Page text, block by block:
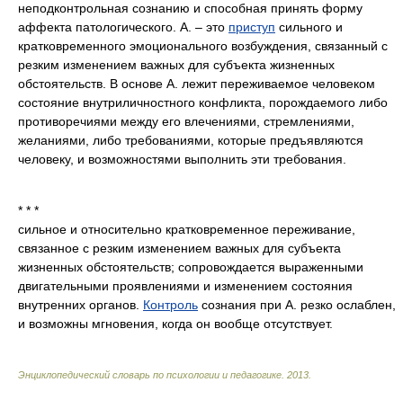
неподконтрольная сознанию и способная принять форму
аффекта патологического. А. – это приступ сильного и
кратковременного эмоционального возбуждения, связанный с
резким изменением важных для субъекта жизненных
обстоятельств. В основе А. лежит переживаемое человеком
состояние внутриличностного конфликта, порождаемого либо
противоречиями между его влечениями, стремлениями,
желаниями, либо требованиями, которые предъявляются
человеку, и возможностями выполнить эти требования.
* * *
сильное и относительно кратковременное переживание,
связанное с резким изменением важных для субъекта
жизненных обстоятельств; сопровождается выраженными
двигательными проявлениями и изменением состояния
внутренних органов. Контроль сознания при А. резко ослаблен,
и возможны мгновения, когда он вообще отсутствует.
Энциклопедический словарь по психологии и педагогике 2013